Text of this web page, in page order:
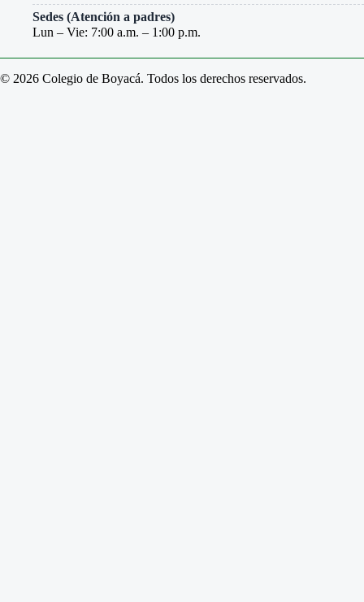
Sedes (Atención a padres)
Lun – Vie: 7:00 a.m. – 1:00 p.m.
© 2026 Colegio de Boyacá. Todos los derechos reservados.